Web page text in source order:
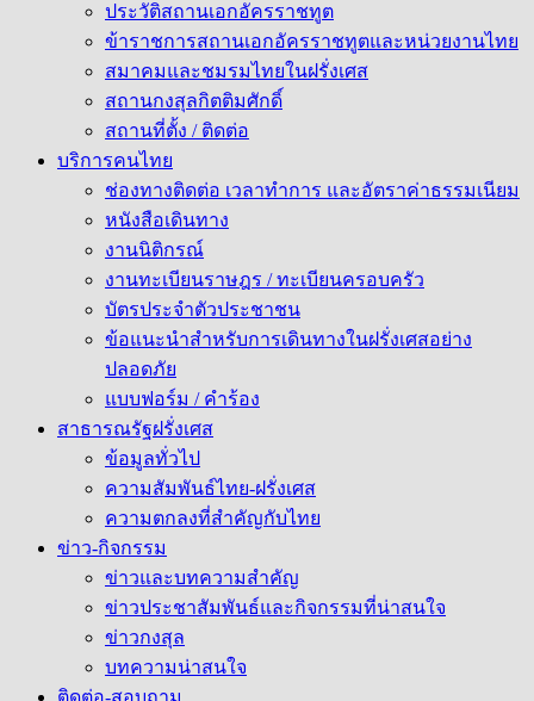
ประวัติสถานเอกอัครราชทูต
ข้าราชการสถานเอกอัครราชทูตและหน่วยงานไทย
สมาคมและชมรมไทยในฝรั่งเศส
สถานกงสุลกิตติมศักดิ์
สถานที่ตั้ง / ติดต่อ
บริการคนไทย
ช่องทางติดต่อ เวลาทำการ และอัตราค่าธรรมเนียม
หนังสือเดินทาง
งานนิติกรณ์
งานทะเบียนราษฎร / ทะเบียนครอบครัว
บัตรประจำตัวประชาชน
ข้อแนะนำสำหรับการเดินทางในฝรั่งเศสอย่าง
ปลอดภัย
แบบฟอร์ม / คำร้อง
สาธารณรัฐฝรั่งเศส
ข้อมูลทั่วไป
ความสัมพันธ์ไทย-ฝรั่งเศส
ความตกลงที่สำคัญกับไทย
ข่าว-กิจกรรม
ข่าวและบทความสำคัญ
ข่าวประชาสัมพันธ์และกิจกรรมที่น่าสนใจ
ข่าวกงสุล
บทความน่าสนใจ
ติดต่อ-สอบถาม